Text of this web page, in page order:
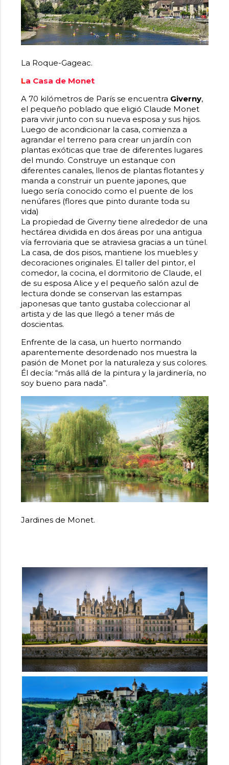
La Roque-Gageac.
La Casa de Monet
A 70 kilómetros de París se encuentra Giverny,
el pequeño poblado que eligió Claude Monet
para vivir junto con su nueva esposa y sus hijos.
Luego de acondicionar la casa, comienza a
agrandar el terreno para crear un jardín con
plantas exóticas que trae de diferentes lugares
del mundo. Construye un estanque con
diferentes canales, llenos de plantas flotantes y
manda a construir un puente japones, que
luego sería conocido como el puente de los
nenúfares (flores que pinto durante toda su
vida)
La propiedad de Giverny tiene alrededor de una
hectárea dividida en dos áreas por una antigua
vía ferroviaria que se atraviesa gracias a un túnel.
La casa, de dos pisos, mantiene los muebles y
decoraciones originales. El taller del pintor, el
comedor, la cocina, el dormitorio de Claude, el
de su esposa Alice y el pequeño salón azul de
lectura donde se conservan las estampas
japonesas que tanto gustaba coleccionar al
artista y de las que llegó a tener más de
doscientas.
Enfrente de la casa, un huerto normando
aparentemente desordenado nos muestra la
pasión de Monet por la naturaleza y sus colores.
Él decía: “más allá de la pintura y la jardinería, no
soy bueno para nada”.
Jardines de Monet.